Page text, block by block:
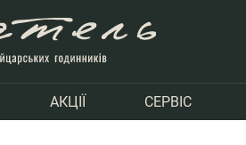
АКЦІЇ СЕРВІС